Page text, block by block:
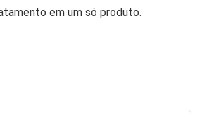
em um só produto.